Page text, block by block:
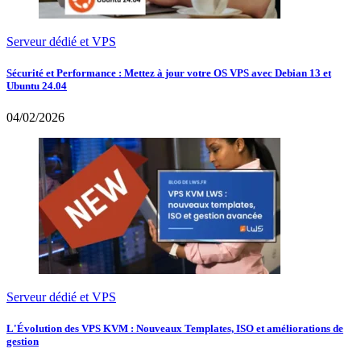
Serveur dédié et VPS
Sécurité et Performance : Mettez à jour votre OS VPS avec Debian 13 et
Ubuntu 24.04
04/02/2026
Serveur dédié et VPS
L'Évolution des VPS KVM : Nouveaux Templates, ISO et améliorations de
gestion